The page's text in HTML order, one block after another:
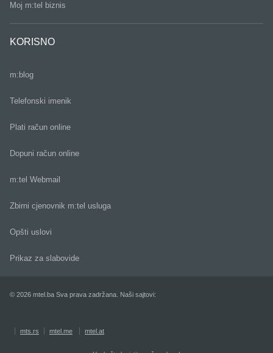
Moj m:tel biznis
KORISNO
m:blog
Telefonski imenik
Plati račun online
Dopuni račun online
m:tel Webmail
Zbirni cjenovnik m:tel usluga
Opšti uslovi
Prikaz za slabovide
© 2026 mtel.ba Sva prava zadržana. Naši sajtovi:
mts.rs mtel.me mtel.at